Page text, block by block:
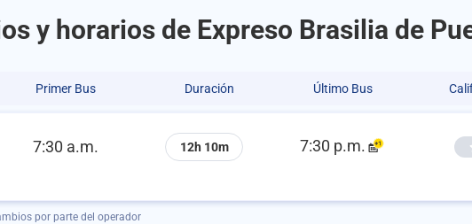
y horarios de Expreso Brasilia de
Primer Bus Duración Último Bus
7:30 a.m. 12h 10m 7:30 p.m.
por parte del operador